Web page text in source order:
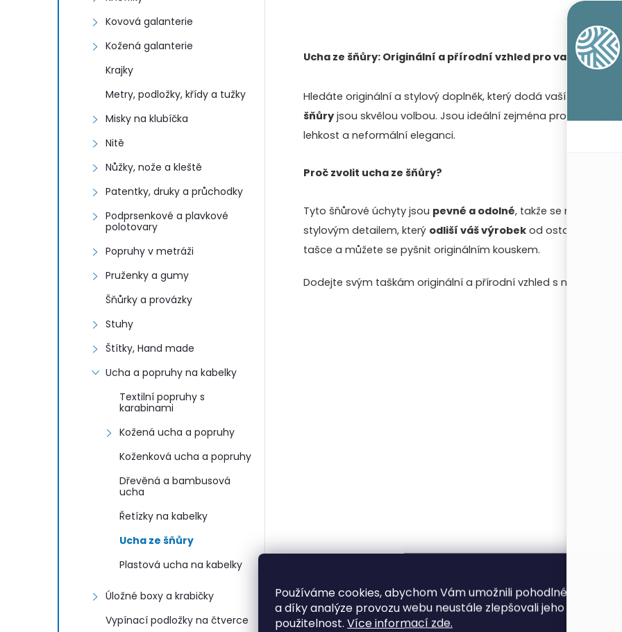
Používáme cookies, abychom Vám umožnili pohodlné
a díky analýze provozu webu neustále zlepšovali jeho funkce,
použitelnost. Více informací zde.
Kovová galanterie
Kožená galanterie
Krajky
Metry, podložky, křídy a tužky
Misky na klubíčka
Nitě
Nůžky, nože a kleště
Patentky, druky a průchodky
Podprsenkové a plavkové
polotovary
Popruhy v metráži
Pruženky a gumy
Šňůrky a provázky
Stuhy
Štítky, Hand made
Ucha a popruhy na kabelky
Textilní popruhy s
karabinami
Kožená ucha a popruhy
Koženková ucha a popruhy
Dřevěná a bambusová
ucha
Řetízky na kabelky
Ucha ze šňůry
Plastová ucha na kabelky
Úložné boxy a krabičky
Vypínací podložky na čtverce
v
á
d
a
í
p
r
Ucha ze šňůry: Originální a přírodní vzhled pro vaše tašky
Hledáte originální a stylový doplněk, který dodá vaší
šňůry jsou skvělou volbou. Jsou ideální zejména pro
lehkost a neformální eleganci.
Proč zvolit ucha ze šňůry?
Tyto šňůrové úchyty jsou pevné a odolné, takže se nemusíte
stylovým detailem, který odliší váš výrobek od ostatních a
tašce a můžete se pyšnit originálním kouskem.
Dodejte svým taškám originální a přírodní vzhled s našimi uchy